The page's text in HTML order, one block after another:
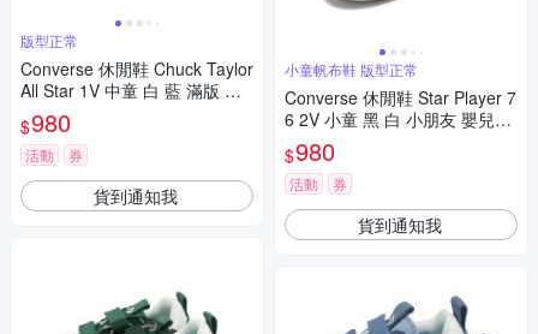
版型正常
Converse 休閒鞋 Chuck Taylor
All Star 1V 中童 白 藍 滿版 哆
啦A夢 聯名 帆布鞋 A15793C
$980
活動 券
貨到通知我
小童帆布鞋 版型正常
Converse 休閒鞋 Star Player 7
6 2V 小童 黑 白 小朋友 嬰兒鞋
學步鞋 魔鬼氈 A06893C
$980
活動 券
貨到通知我